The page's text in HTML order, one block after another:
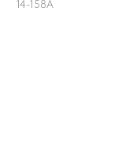
14-158А